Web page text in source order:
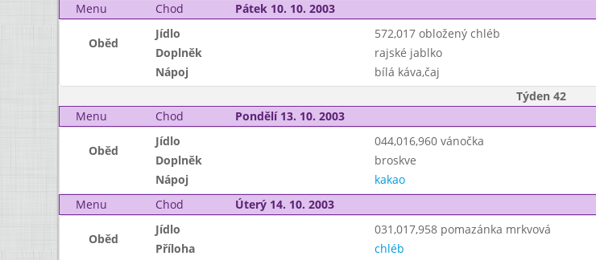
Menu
Chod Pátek 10. 10. 2003
Oběd
Jídlo
572,017 obložený chléb
Doplněk
rajské jablko
Nápoj
bílá káva,čaj
Týden 42
Menu
Chod Pondělí 13. 10. 2003
Oběd
Jídlo
044,016,960 vánočka
Doplněk
broskve
Nápoj
kakao
Menu
Chod Úterý 14. 10. 2003
Oběd
Jídlo
031,017,958 pomazánka mrkvová
Příloha
chléb